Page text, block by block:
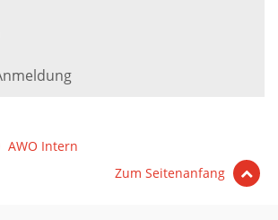
AWO Intern
Zum Seitenanfang